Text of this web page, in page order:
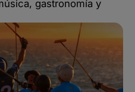
gastronomía y